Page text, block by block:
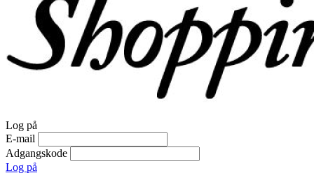
Log på
E-mail
Adgangskode
Log på